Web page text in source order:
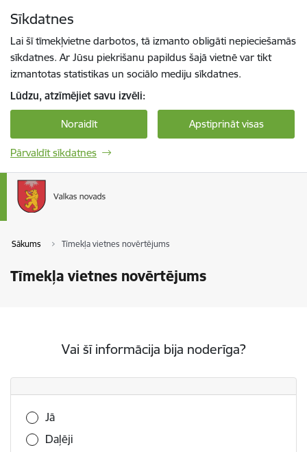
Sīkdatnes
Lai šī tīmekļvietne darbotos, tā izmanto obligāti nepieciešamās
sīkdatnes. Ar Jūsu piekrišanu papildus šajā vietnē var tikt
izmantotas statistikas un sociālo mediju sīkdatnes.
Lūdzu, atzīmējiet savu izvēli:
Noraidīt Apstiprināt visas
Pārvaldīt sīkdatnes
Sākums Tīmekļa vietnes novērtējums
Tīmekļa vietnes novērtējums
Vai šī informācija bija noderīga?
Vai šī informācija bija noderīga?
Jā
Daļēji